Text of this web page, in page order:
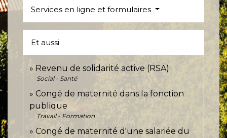
Services en ligne et formulaires
Et aussi
Revenu de solidarité active (RSA)
Social - Santé
Congé de maternité dans la fonction
publique
Travail - Formation
Congé de maternité d'une salariée du